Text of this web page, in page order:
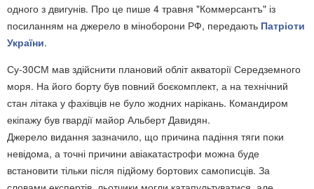
одного з двигунів. Про це пише 4 травня "Коммерсантъ" із
посиланням на джерело в міноборони РФ, передають Патріоти
України.
Су-30СМ мав здійснити плановий обліт акваторії Середземного
моря. На його борту був повний боєкомплект, а на технічний
стан літака у фахівців не було жодних нарікань. Командиром
екіпажу був гвардії майор Альберт Давидян.
Джерело видання зазначило, що причина падіння тяги поки
невідома, а точні причини авіакатастрофи можна буде
встановити тільки після підйому бортових самописців. За